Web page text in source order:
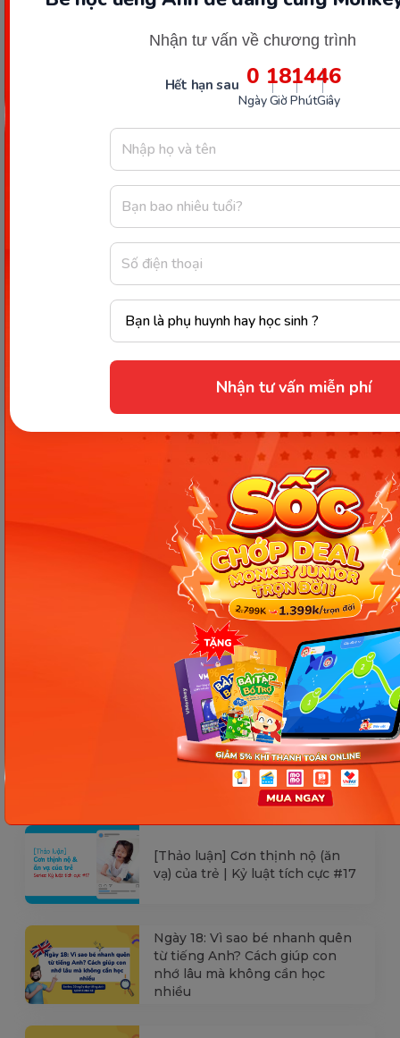
Nhận tư vấn về chương trình
Hết hạn sau 0
Ngày
18
Giờ
14
Phút
44
Giây
Nhận tư vấn miễn phí
Bài viết trên đã giúp mẹ giải đáp câu hỏiuống lá
đinh lăng có lợi sữa hay không?Có thể thấy rằng,
tác dụng lợi sữa của lá đinh lăng cũng giống với
đó, uống nước lá đinh lăng cũng bổ trợ mẹ rất
nhiều trong việc hồi phục sức khỏe sau sinh. Vì vậy,
mẹ đừng ngần ngại mà hãy thử phương thức này
Sau sinh uống lá tía tô có tác dụng gì?
Bà đẻ nên uống nước là gì lợi sữa?
Nguồn tham khảo
Chia sẻ ngay
Thông tin trong bài viết được tổng hợp nhằm
mục đích tham khảo và có thể thay đổi mà
không cần báo trước. Quý khách vui lòng
kiểm tra lại qua các kênh chính thức hoặc liên
hệ trực tiếp với đơn vị liên quan để nắm bắt
[Thảo luận] Cơn thịnh nộ (ăn
vạ) của trẻ | Kỷ luật tích cực #17
Ngày 18: Vì sao bé nhanh quên
từ tiếng Anh? Cách giúp con
nhớ lâu mà không cần học
nhiều